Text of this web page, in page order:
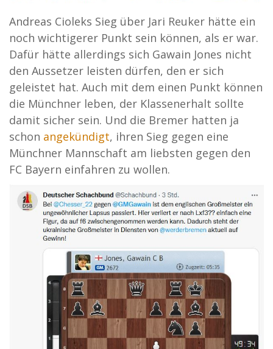
Andreas Cioleks Sieg über Jari Reuker hätte ein
noch wichtigerer Punkt sein können, als er war.
Dafür hätte allerdings sich Gawain Jones nicht
den Aussetzer leisten dürfen, den er sich
geleistet hat. Auch mit dem einen Punkt können
die Münchner leben, der Klassenerhalt sollte
damit sicher sein. Und die Bremer hatten ja
schon angekündigt, ihren Sieg gegen eine
Münchner Mannschaft am liebsten gegen den
FC Bayern einfahren zu wollen.